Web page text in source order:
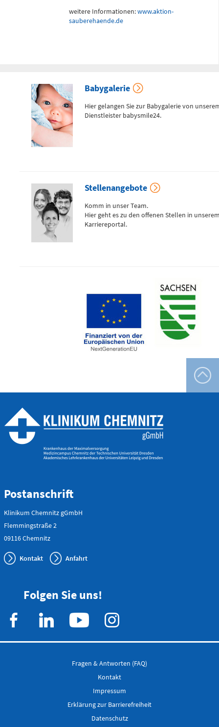
(0 bis 24 Uhr)
Telefon
0172 - 377 2436
Kinderchirurgische
Flemmingstraße 2 (N022/Haus
0371 - 333
Telefon
0172 - 377
2418
Neurochirurgischer
0173 - 566
6514
Bereitschaftspraxis der KVS
Allgemeinmedizinischer
Chirurgischer
HNO-ärztlicher Behandlungsbereich
KinderärztlicherBehandlungsbereich
Flemmingstraße 4, Haus B (Zugang über Seiteneingang
weitere Informationen unter:
bereitschaftspraxen.116117.de
weitere Informationen:www.aktion-
sauberehaende.de
Babygalerie
Hier gelangen Sie zur Babygalerie von
Dienstleister babysmile24.
Stellenangebote
Komm in unser Team.
Hier geht es zu den offenen Stellen in
Karriereportal.
Postanschrift
Klinikum Chemnitz gGmbH
Flemmingstraße 2
09116 Chemnitz
Kontakt Anfahrt
Folgen Sie uns!
Fragen & Antworten (FAQ)
Kontakt
Impressum
Erklärung zur Barrierefreiheit
Datenschutz